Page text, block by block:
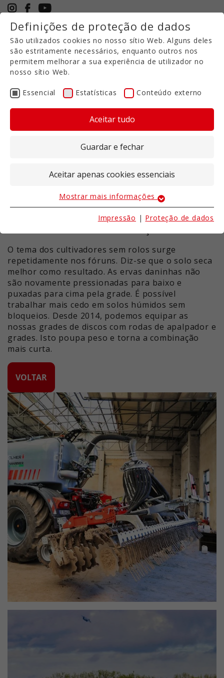
+49 5971 94632-0
PT
HARROW
24.01.2024|
Kurzscheibeneggen mit
também podem ser equipados com uma
rolos. Trata-se de uma configuração
muito robusta para solos pedregosos e
velocidades de trabalho elevadas. Além
disso, reduz a força de elevação
O tema dos cultivadores sem rolos surge
repetidamente nos fóruns. Diz-se que o solo seca
melhor como resultado. As ervas daninhas não
são novamente pressionadas para baixo e
puxadas para cima pela grade. É possível
trabalhar mais cedo em solos húmidos sem
bloqueios. Desde 2014, podemos equipar as
nossas grades de discos com rodas de apalpador e
grades. Isto poupa peso e torna a combinação
mais curta.
VOLTAR
Definições de proteção de dados
São utilizados cookies no nosso sítio Web. Alguns deles
são estritamente necessários, enquanto outros nos
permitem melhorar a sua experiência de utilizador no
nosso sítio Web.
Essencial Estatísticas Conteúdo externo
Aceitar tudo
Guardar e fechar
Aceitar apenas cookies essenciais
Os cookies essenciais são necessários para as
sítio Web funciona corretamente.
Nome cookie_optin
Google Adwords
Tempo de
execução
1 Ano
Objetivo
Este cookie é utilizado para guardar
as suas definições de cookies para
Fornecedor Google Adwords
Tempo de
execução
1 ano
Objetivo
Este valor guarda as suas
definições de consentimento. Entre
outras coisas, um ID gerado
aleatoriamente para o
armazenamento histórico das
definições que efectuou, se o
operador do sítio Web o tiver
definido.
Mostrar informações sobre cookies
Estatísticas
Este grupo contém todos os scripts para controlo
analítico e cookies associados. Ajuda-nos a melhorar
a experiência do utilizador no sítio Web.
Nome _ga
Fornecedor
Tempo de
execução
Objetivo
Este cookie é instalado pelo Google
Analytics. O cookie é utilizado para
calcular os dados do visitante, da
sessão e da campanha e para
acompanhar a utilização do sítio
Web para o relatório analítico do
sítio Web. Os cookies armazenam
informações de forma anónima e
atribuem um número gerado
aleatoriamente para identificar
visitantes únicos.
Nome _ga_xxxxxxxxxx
Fornecedor Google LLC
Tempo de
execução
Mostrar informações sobre cookies
Conteúdo externo
Utilizamos conteúdos externos no nosso sítio Web
para lhe fornecer informações adicionais.
Mostrar mais informações
Impressão | Proteção de dados